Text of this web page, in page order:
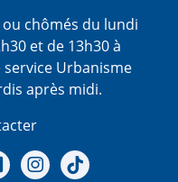
chômés du lundi
et de 13h30 à
service Urbanisme
après midi.
chaine Youtube
Notre Gallerie sur Flickr
Notre Instagram